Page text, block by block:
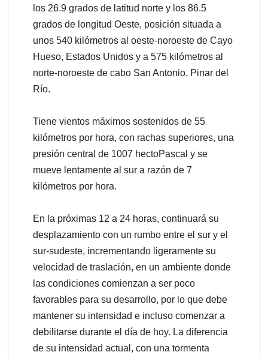
los 26.9 grados de latitud norte y los 86.5
grados de longitud Oeste, posición situada a
unos 540 kilómetros al oeste-noroeste de Cayo
Hueso, Estados Unidos y a 575 kilómetros al
norte-noroeste de cabo San Antonio, Pinar del
Río.
Tiene vientos máximos sostenidos de 55
kilómetros por hora, con rachas superiores, una
presión central de 1007 hectoPascal y se
mueve lentamente al sur a razón de 7
kilómetros por hora.
En la próximas 12 a 24 horas, continuará su
desplazamiento con un rumbo entre el sur y el
sur-sudeste, incrementando ligeramente su
velocidad de traslación, en un ambiente donde
las condiciones comienzan a ser poco
favorables para su desarrollo, por lo que debe
mantener su intensidad e incluso comenzar a
debilitarse durante el día de hoy. La diferencia
de su intensidad actual, con una tormenta